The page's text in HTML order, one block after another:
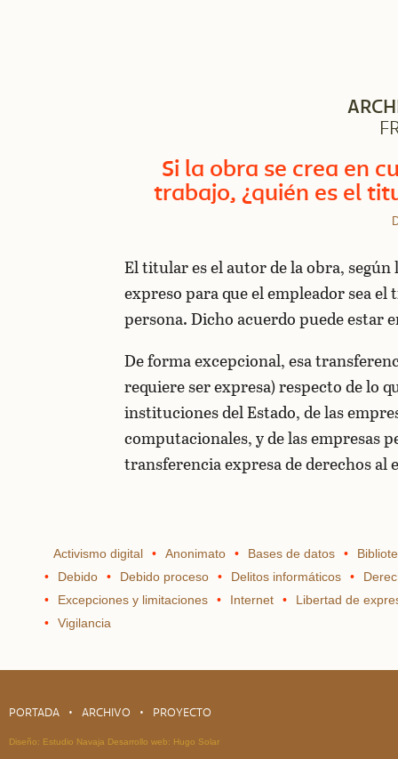
Si la obra se crea en
trabajo, ¿quién es el
El titular es el autor de la obra, según
expreso para que el empleador sea
persona. Dicho acuerdo puede estar
De forma excepcional, esa
requiere ser expresa) respecto de lo
instituciones del Estado, de las
computacionales, y de las empresas
transferencia expresa de derechos al
Activismo digital Anonimato Bases de datos
Debido
Debido proceso Delitos informáticos
Excepciones y limitaciones
Internet
Libertad de
Vigilancia
PORTADA ARCHIVO PROYECTO
Diseño: Estudio Navaja Desarrollo web: Hugo Solar